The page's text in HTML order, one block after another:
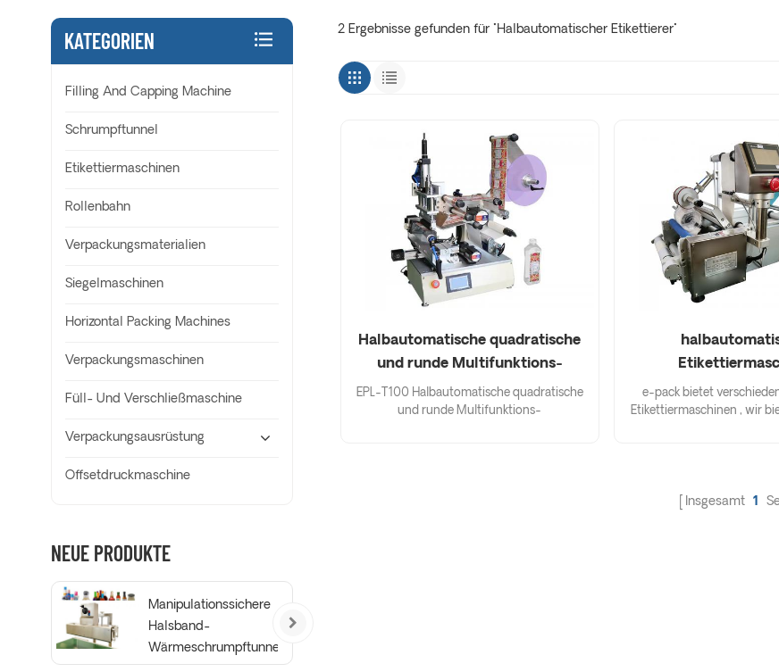
2 Ergebnisse gefunden für "Halbautomatischer Etikettierer"
Halbautomatische quadratische
und runde Multifunktions-
Etikettiermaschine
EPL-T100 Halbautomatische quadratische
und runde Multifunktions-
e-pack bietet
Etikettiermaschinen , wir
mittlerem niveau. liegt,
Insgesamt 1
KATEGORIEN
Filling And Capping Machine
Schrumpftunnel
Etikettiermaschinen
Rollenbahn
Verpackungsmaterialien
Siegelmaschinen
Horizontal Packing Machines
Verpackungsmaschinen
Füll- Und Verschließmaschine
Verpackungsausrüstung
Offsetdruckmaschine
NEUE PRODUKTE
Manipulationssichere
Halsband-
Wärmeschrumpftunnel-